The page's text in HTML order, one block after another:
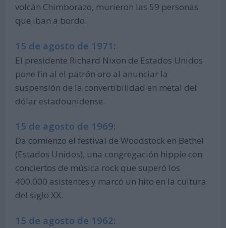
volcán Chimborazo, murieron las 59 personas
que iban a bordo.
15 de agosto de 1971:
El presidente Richard Nixon de Estados Unidos
pone fin al el patrón oro al anunciar la
suspensión de la convertibilidad en metal del
dólar estadounidense.
15 de agosto de 1969:
Da comienzo el festival de Woodstock en Bethel
(Estados Unidos), una congregación hippie con
conciertos de música rock que superó los
400.000 asistentes y marcó un hito en la cultura
del siglo XX.
15 de agosto de 1962: